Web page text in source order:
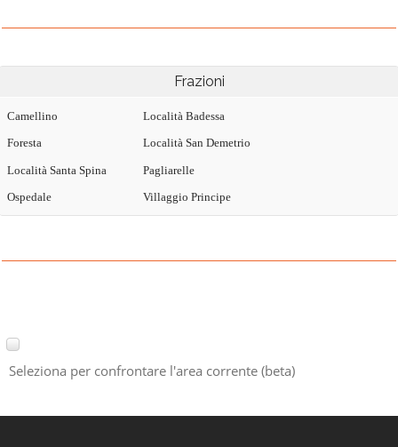
Frazioni
Camellino
Foresta
Località Badessa
Località San Demetrio
Località Santa Spina
Ospedale
Pagliarelle
Villaggio Principe
Seleziona per confrontare l'area corrente (beta)